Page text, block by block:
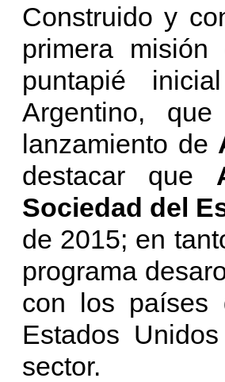
Construido y
primera
puntapié
Argentino,
lanzamiento de
destacar que
Sociedad del
de 2015; en
programa
con los países
Estados
sector.